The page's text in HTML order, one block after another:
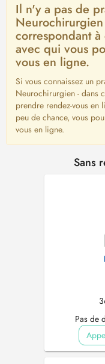
Il n'y a pas de
correspondant
avec qui vous
vous en ligne.
Si vous connaissez un
Neurochirurgien - dans
prendre rendez-vous en
peu de chance, vous
vous en ligne.
Sans
Pas de